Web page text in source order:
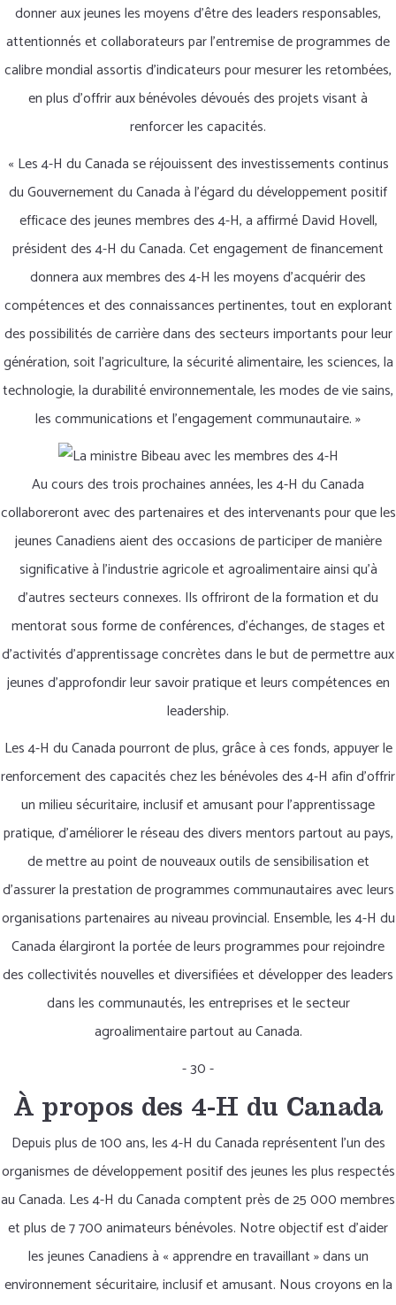
donner aux jeunes les moyens d’être des leaders responsables,
attentionnés et collaborateurs par l’entremise de programmes de
calibre mondial assortis d’indicateurs pour mesurer les retombées,
en plus d’offrir aux bénévoles dévoués des projets visant à
renforcer les capacités.
« Les 4-H du Canada se réjouissent des investissements continus
du Gouvernement du Canada à l’égard du développement positif
efficace des jeunes membres des 4-H, a affirmé David Hovell,
président des 4-H du Canada. Cet engagement de financement
donnera aux membres des 4-H les moyens d’acquérir des
compétences et des connaissances pertinentes, tout en explorant
des possibilités de carrière dans des secteurs importants pour leur
génération, soit l’agriculture, la sécurité alimentaire, les sciences, la
technologie, la durabilité environnementale, les modes de vie sains,
les communications et l’engagement communautaire. »
Au cours des trois prochaines années, les 4-H du Canada
collaboreront avec des partenaires et des intervenants pour que les
jeunes Canadiens aient des occasions de participer de manière
significative à l’industrie agricole et agroalimentaire ainsi qu’à
d’autres secteurs connexes. Ils offriront de la formation et du
mentorat sous forme de conférences, d’échanges, de stages et
d’activités d’apprentissage concrètes dans le but de permettre aux
jeunes d’approfondir leur savoir pratique et leurs compétences en
leadership.
Les 4-H du Canada pourront de plus, grâce à ces fonds, appuyer le
renforcement des capacités chez les bénévoles des 4-H afin d’offrir
un milieu sécuritaire, inclusif et amusant pour l’apprentissage
pratique, d’améliorer le réseau des divers mentors partout au pays,
de mettre au point de nouveaux outils de sensibilisation et
d’assurer la prestation de programmes communautaires avec leurs
organisations partenaires au niveau provincial. Ensemble, les 4-H du
Canada élargiront la portée de leurs programmes pour rejoindre
des collectivités nouvelles et diversifiées et développer des leaders
dans les communautés, les entreprises et le secteur
agroalimentaire partout au Canada.
- 30 -
À propos des 4-H du Canada
Depuis plus de 100 ans, les 4-H du Canada représentent l’un des
organismes de développement positif des jeunes les plus respectés
au Canada. Les 4-H du Canada comptent près de 25 000 membres
et plus de 7 700 animateurs bénévoles. Notre objectif est d’aider
les jeunes Canadiens à « apprendre en travaillant » dans un
environnement sécuritaire, inclusif et amusant. Nous croyons en la